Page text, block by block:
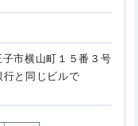
市横山町１５番３号
行と同じビルで